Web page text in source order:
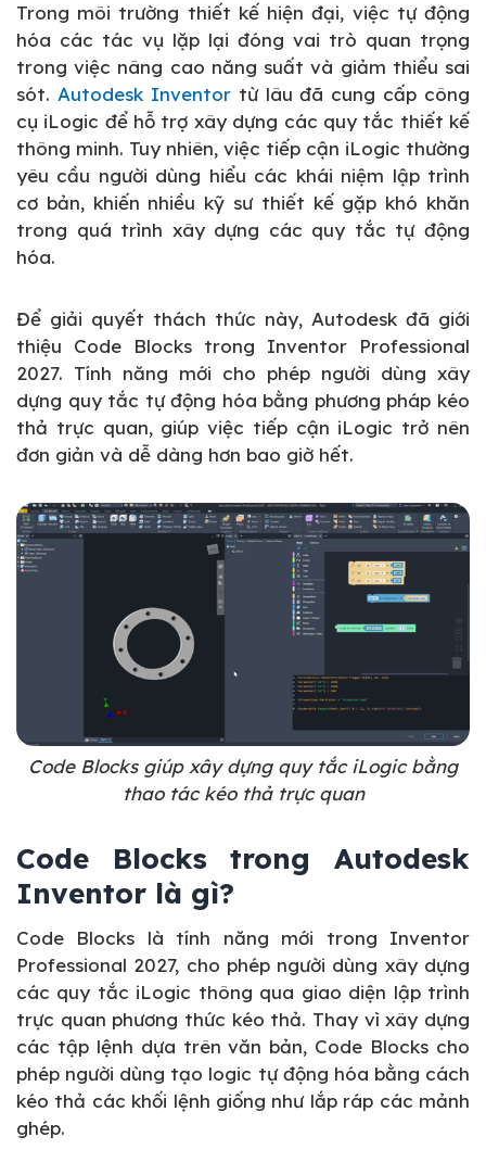
Trong môi trường thiết kế hiện đại, việc tự động
hóa các tác vụ lặp lại đóng vai trò quan trọng
trong việc nâng cao năng suất và giảm thiểu sai
sót. Autodesk Inventortừ lâu đã cung cấp công
cụ iLogic để hỗ trợ xây dựng các quy tắc thiết kế
thông minh. Tuy nhiên, việc tiếp cận iLogic thường
yêu cầu người dùng hiểu các khái niệm lập trình
cơ bản, khiến nhiều kỹ sư thiết kế gặp khó khăn
trong quá trình xây dựng các quy tắc tự động
hóa.
Để giải quyết thách thức này, Autodesk đã giới
thiệu Code Blocks trong Inventor Professional
2027. Tính năng mới cho phép người dùng xây
dựng quy tắc tự động hóa bằng phương pháp kéo
thả trực quan, giúp việc tiếp cận iLogic trở nên
đơn giản và dễ dàng hơn bao giờ hết.
Code Blocks giúp xây dựng quy tắc iLogic bằng
thao tác kéo thả trực quan
Code Blocks trong Autodesk
Inventor là gì?
Code Blocks là tính năng mới trong Inventor
Professional 2027, cho phép người dùng xây dựng
các quy tắc iLogic thông qua giao diện lập trình
trực quan phương thức kéo thả. Thay vì xây dựng
các tập lệnh dựa trên văn bản, Code Blocks cho
phép người dùng tạo logic tự động hóa bằng cách
kéo thả các khối lệnh giống như lắp ráp các mảnh
ghép.